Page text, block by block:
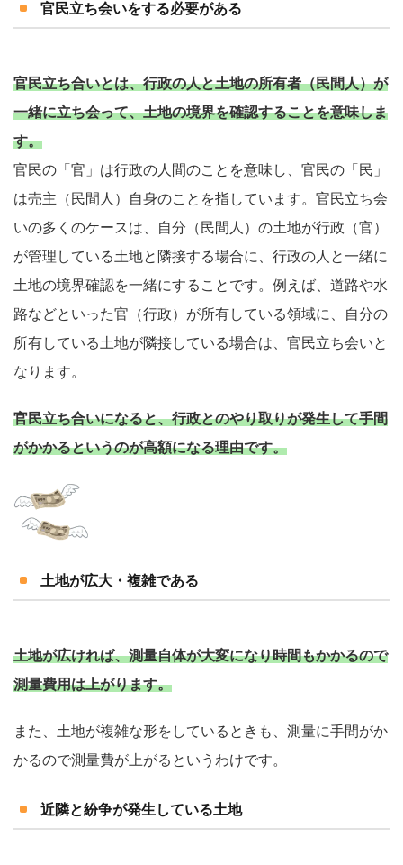
官民立ち会いをする必要がある
官民立ち合いとは、行政の人と土地の所有者（民間人）が
一緒に立ち会って、土地の境界を確認することを意味しま
す。
官民の「官」は行政の人間のことを意味し、官民の「民」
は売主（民間人）自身のことを指しています。官民立ち会
いの多くのケースは、自分（民間人）の土地が行政（官）
が管理している土地と隣接する場合に、行政の人と一緒に
土地の境界確認を一緒にすることです。例えば、道路や水
路などといった官（行政）が所有している領域に、自分の
所有している土地が隣接している場合は、官民立ち会いと
なります。
官民立ち合いになると、行政とのやり取りが発生して手間
がかかるというのが高額になる理由です。
土地が広大・複雑である
土地が広ければ、測量自体が大変になり時間もかかるので
測量費用は上がります。
また、土地が複雑な形をしているときも、測量に手間がか
かるので測量費が上がるというわけです。
近隣と紛争が発生している土地